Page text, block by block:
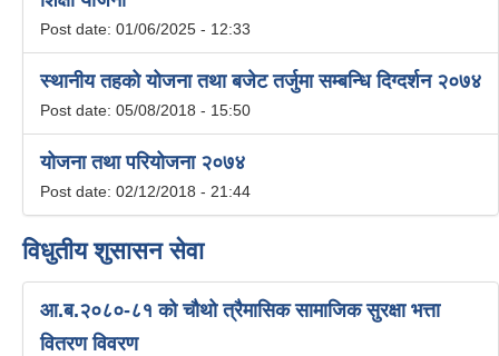
Post date: 01/06/2025 - 12:33
स्थानीय तहको योजना तथा बजेट तर्जुमा सम्बन्धि दिग्दर्शन २०७४
Post date: 05/08/2018 - 15:50
योजना तथा परियोजना २०७४
Post date: 02/12/2018 - 21:44
विधुतीय शुसासन सेवा
आ.ब.२०८०-८१ को चौथो त्रैमासिक सामाजिक सुरक्षा भत्ता
वितरण विवरण